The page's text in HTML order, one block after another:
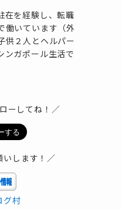
在を経験し、転職
働いています（外
供２人とヘルパー
ンガポール生活で
ーしてね！／
いします！／
グ村